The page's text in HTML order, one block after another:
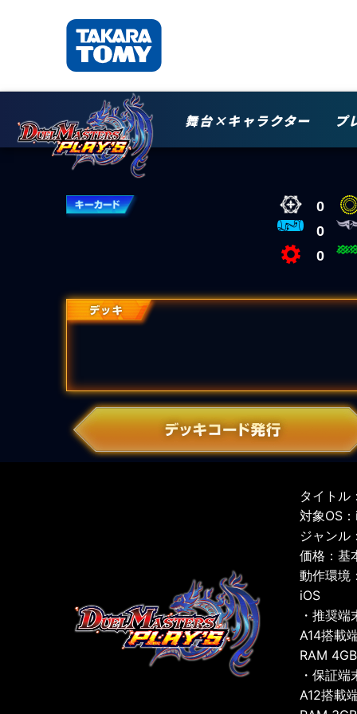
舞台×キャラクター プ
0
0
0
タイトル
対象OS
ジャンル
価格：基
動作環境
iOS
・推奨端
A14搭載
RAM
・保証端
A12搭載